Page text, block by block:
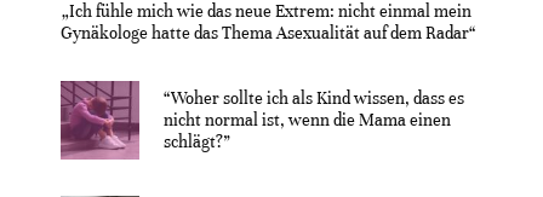
„Ich fühle mich wie das neue Extrem: nicht einmal mein
Gynäkologe hatte das Thema Asexualität auf dem Radar“
“Woher sollte ich als Kind wissen, dass es
nicht normal ist, wenn die Mama einen
schlägt?”